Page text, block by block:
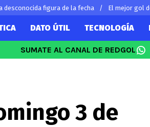
desconocida figura de la fecha El mejor gol
Fútbol Argentino
Fútbol Brasileño
DATO ÚTIL TECNOLOGÍA
SUMATE AL CANAL DE REDGOL
3 de